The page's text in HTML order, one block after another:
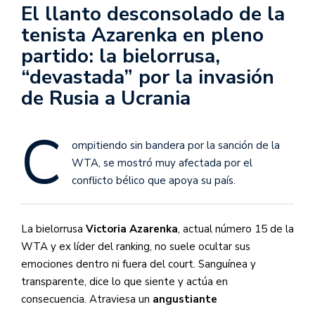
El llanto desconsolado de la
tenista Azarenka en pleno
partido: la bielorrusa,
“devastada” por la invasión
de Rusia a Ucrania
C
ompitiendo sin bandera por la sanción de la
WTA, se mostró muy afectada por el
conflicto bélico que apoya su país.
La bielorrusa Victoria Azarenka, actual número 15 de la
WTA y ex líder del ranking, no suele ocultar sus
emociones dentro ni fuera del court. Sanguínea y
transparente, dice lo que siente y actúa en
consecuencia. Atraviesa un angustiante